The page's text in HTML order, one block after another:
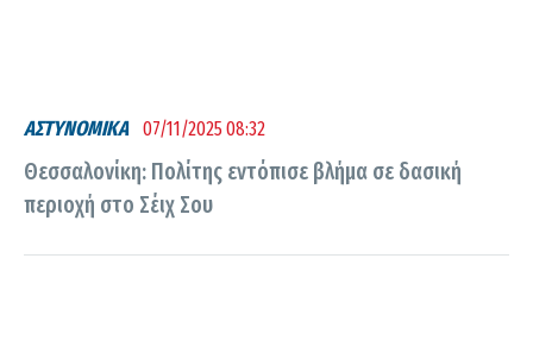
ΑΣΤΥΝΟΜΙΚΑ 07/11/2025 08:32
Θεσσαλονίκη: Πολίτης εντόπισε βλήμα σε δασική
περιοχή στο Σέιχ Σου